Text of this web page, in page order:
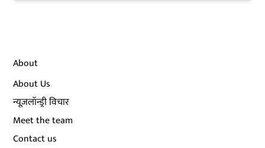
About
About Us
न्यूज़लॉन्ड्री विचार
Meet the team
Contact us